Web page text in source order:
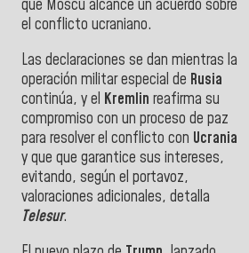
que Moscú alcance un acuerdo sobre
el conflicto ucraniano.
Las declaraciones se dan mientras la
operación militar especial de Rusia
continúa, y el Kremlin reafirma su
compromiso con un proceso de paz
para resolver el conflicto con Ucrania
y que que garantice sus intereses,
evitando, según el portavoz,
valoraciones adicionales, detalla
Telesur.